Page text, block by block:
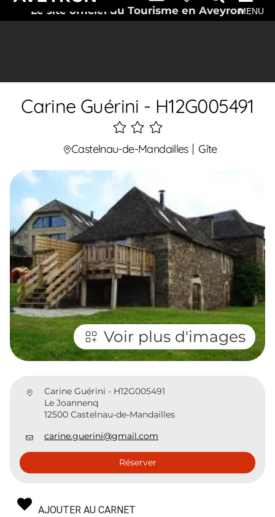
Le site officiel du Tourisme en AveyronMENU
Carine Guérini - H12G005491
3
étoiles
Castelnau-de-Mandailles Gîte
Voir plus d'images
Carine Guérini - H12G005491
Le Joannenq
12500 Castelnau-de-Mandailles
carine.guerini@gmail.com
Réserver
AJOUTER AU CARNET